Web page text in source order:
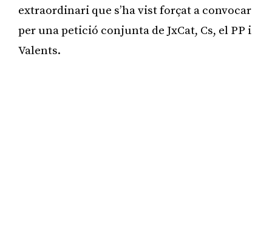
extraordinari que s’ha vist forçat a convocar
per una petició conjunta de JxCat, Cs, el PP i
Valents.